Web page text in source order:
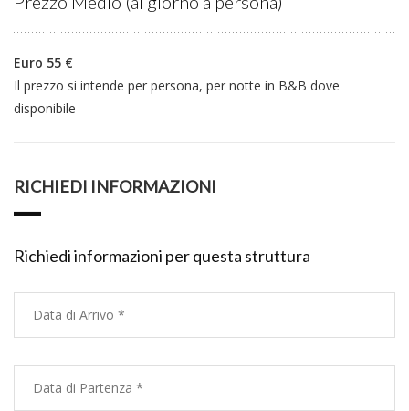
Euro 55 €
Il prezzo si intende per persona, per notte in B&B dove
disponibile
RICHIEDI INFORMAZIONI
Richiedi informazioni per questa struttura